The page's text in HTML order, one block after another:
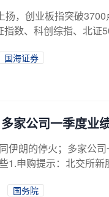
扬，创业板指突破
数、科创综指、北证
国海证券
家公司一季度
伊朗的停火；多家公
1.申购提示：北交所
国务院